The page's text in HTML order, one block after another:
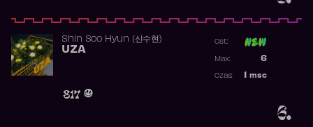
6.
Shin Soo Hyun (신수현)
UZA
817
Ost:
6
Max:
msc
Czas: